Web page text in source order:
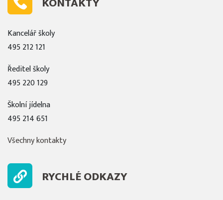
Kancelář školy
495 212 121
Ředitel školy
495 220 129
Školní jídelna
495 214 651
Všechny kontakty
RYCHLÉ ODKAZY